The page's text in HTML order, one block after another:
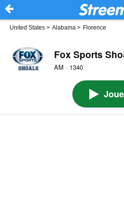
United States > Alabama > Florence
Fox Sports
AM · 1340